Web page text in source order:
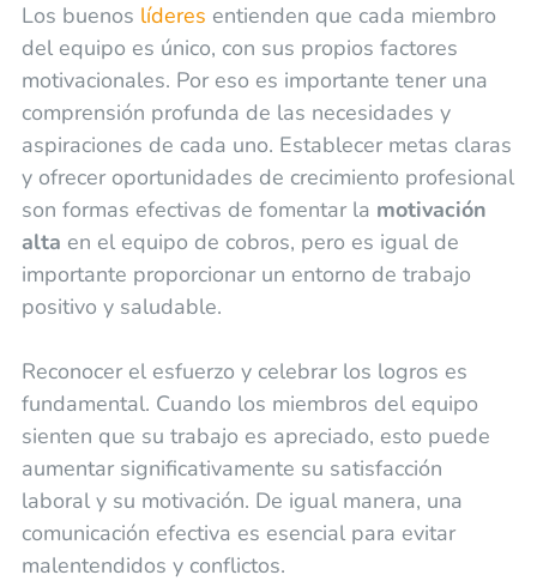
Los buenos líderes entienden que cada miembro
del equipo es único, con sus propios factores
motivacionales. Por eso es importante tener una
comprensión profunda de las necesidades y
aspiraciones de cada uno. Establecer metas claras
y ofrecer oportunidades de crecimiento profesional
son formas efectivas de fomentar la motivación
alta en el equipo de cobros, pero es igual de
importante proporcionar un entorno de trabajo
positivo y saludable.
Reconocer el esfuerzo y celebrar los logros es
fundamental. Cuando los miembros del equipo
sienten que su trabajo es apreciado, esto puede
aumentar significativamente su satisfacción
laboral y su motivación. De igual manera, una
comunicación efectiva es esencial para evitar
malentendidos y conflictos.